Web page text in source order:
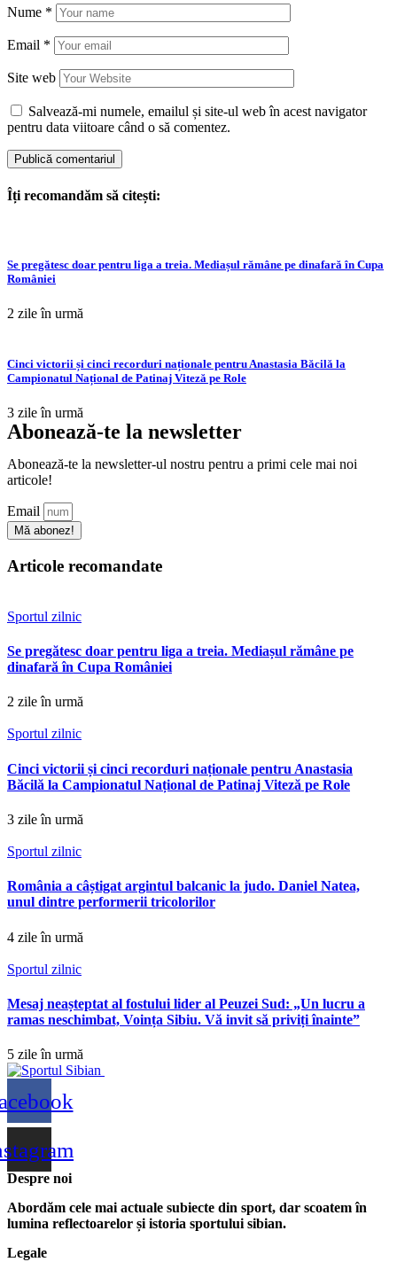
Nume *
Email *
Site web
Salvează-mi numele, emailul și site-ul web în acest navigator
pentru data viitoare când o să comentez.
Îți recomandăm să citești:
Se pregătesc doar pentru liga a treia. Mediașul rămâne pe dinafară în Cupa
României
2 zile în urmă
Cinci victorii și cinci recorduri naționale pentru Anastasia Băcilă la
Campionatul Național de Patinaj Viteză pe Role
3 zile în urmă
Abonează-te la newsletter
Abonează-te la newsletter-ul nostru pentru a primi cele mai noi
articole!
Email
Mă abonez!
Articole recomandate
Sportul zilnic
Se pregătesc doar pentru liga a treia. Mediașul rămâne pe
dinafară în Cupa României
2 zile în urmă
Sportul zilnic
Cinci victorii și cinci recorduri naționale pentru Anastasia
Băcilă la Campionatul Național de Patinaj Viteză pe Role
3 zile în urmă
Sportul zilnic
România a câștigat argintul balcanic la judo. Daniel Natea,
unul dintre performerii tricolorilor
4 zile în urmă
Sportul zilnic
Mesaj neașteptat al fostului lider al Peuzei Sud: „Un lucru a
ramas neschimbat, Voința Sibiu. Vă invit să priviți înainte”
5 zile în urmă
Despre noi
Abordăm cele mai actuale subiecte din sport, dar scoatem în
lumina reflectoarelor și istoria sportului sibian.
Legale